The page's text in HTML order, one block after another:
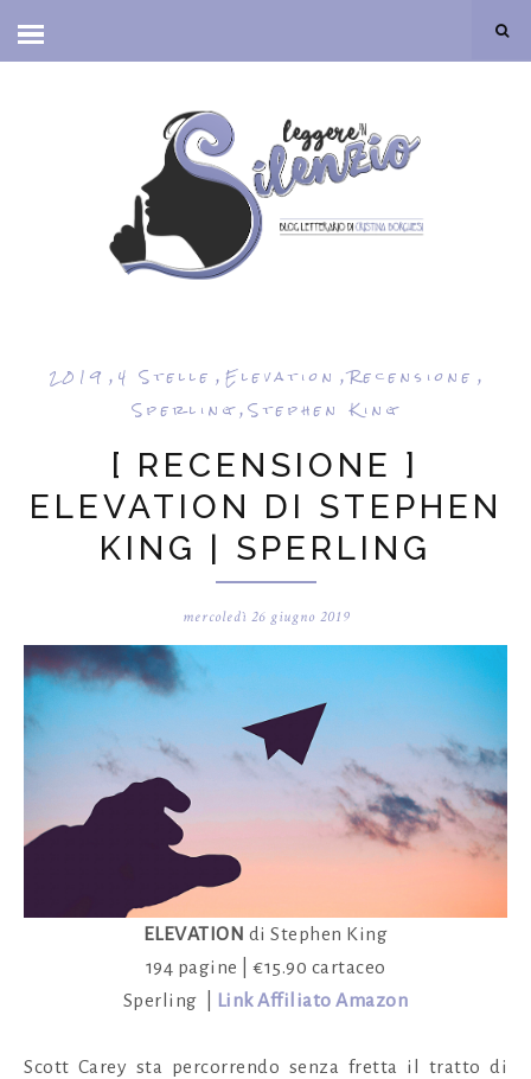
2019 , 4 Stelle , Elevation ,Recensione ,
Sperling,Stephen King
[ RECENSIONE ]
ELEVATION DI STEPHEN
KING | SPERLING
mercoledì 26 giugno 2019
ELEVATION di Stephen King
194 pagine | €15.90 cartaceo
Sperling |
Link Affiliato Amazon
Scott Carey sta percorrendo senza fretta il tratto di